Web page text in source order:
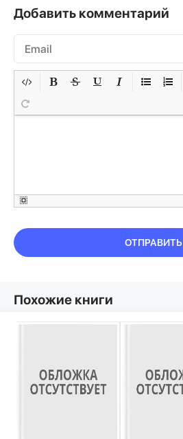
Добавить комментарий
ОТПРАВИТЬ
Похожие книги